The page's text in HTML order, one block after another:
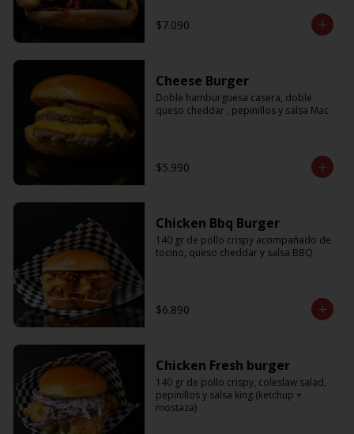
$7.090
Cheese Burger
Doble hamburguesa casera, doble
queso cheddar , pepinillos y salsa Mac
$5.990
Chicken Bbq Burger
140 gr de pollo crispy acompañado de
tocino, queso cheddar y salsa BBQ
$6.890
Chicken Fresh burger
140 gr de pollo crispy, coleslaw salad,
pepinillos y salsa king.(ketchup +
mostaza)